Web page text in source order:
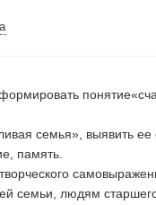
семья»,
память.
творческого
семьи, людям